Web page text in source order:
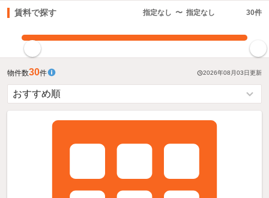
賃料で探す 指定なし 〜 指定なし 30件
物件数30件 2026年08月03日更新